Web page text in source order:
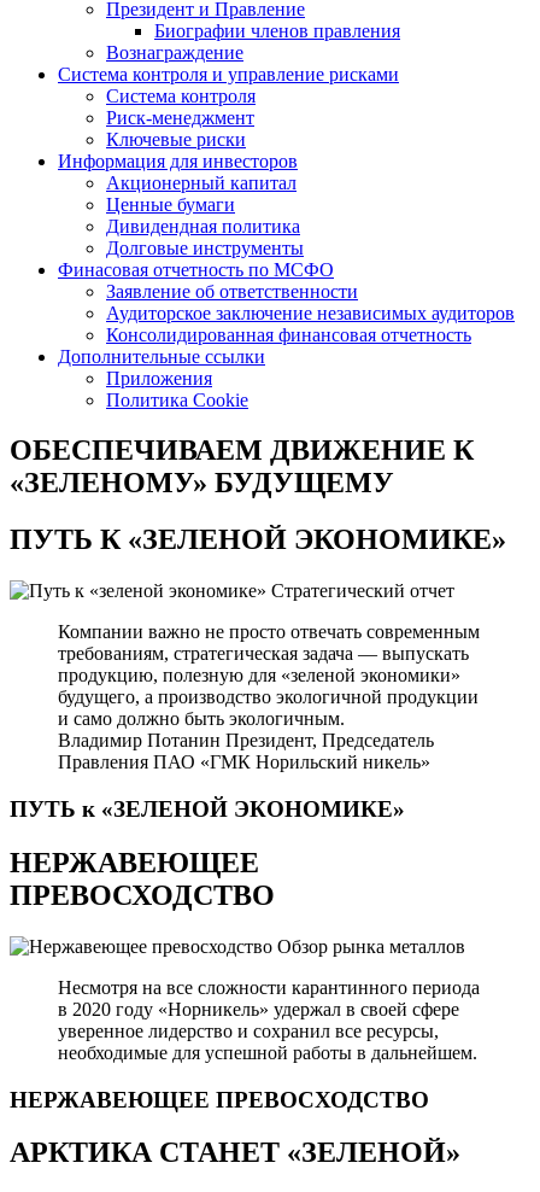
Президент и Правление
Биографии членов правления
Вознаграждение
Система контроля и управление рисками
Система контроля
Риск-менеджмент
Ключевые риски
Информация для инвесторов
Акционерный капитал
Ценные бумаги
Дивидендная политика
Долговые инструменты
Финасовая отчетность по МСФО
Заявление об ответственности
Аудиторское заключение независимых аудиторов
Консолидированная финансовая отчетность
Дополнительные ссылки
Приложения
Политика Cookie
ОБЕСПЕЧИВАЕМ ДВИЖЕНИЕ К
«ЗЕЛЕНОМУ» БУДУЩЕМУ
ПУТЬ К«ЗЕЛЕНОЙ ЭКОНОМИКЕ»
Стратегический отчет
Компании важно не просто отвечать современным
требованиям, стратегическая задача — выпускать
продукцию, полезную для «зеленой экономики»
будущего, а производство экологичной продукции
и само должно быть экологичным.
Владимир Потанин Президент, Председатель
Правления ПАО «ГМК Норильский никель»
ПУТЬ к «ЗЕЛЕНОЙ ЭКОНОМИКЕ»
НЕРЖАВЕЮЩЕЕ
ПРЕВОСХОДСТВО
Обзор рынка металлов
Несмотря на все сложности карантинного периода
в 2020 году «Норникель» удержал в своей сфере
уверенное лидерство и сохранил все ресурсы,
необходимые для успешной работы в дальнейшем.
НЕРЖАВЕЮЩЕЕ ПРЕВОСХОДСТВО
АРКТИКА СТАНЕТ «ЗЕЛЕНОЙ»